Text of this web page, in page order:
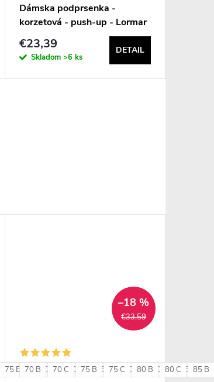
Dámska podprsenka -
korzetová - push-up - Lormar
Double Extra Pizzo
€23,39
Skladom >6 ks
DETAIL
85 D 90 B 90 C + ďalšie
75 E 80 C 80 D 80 E 85 C 85 D 85 E 90
€33,59
–18 %
70 B 70 C 75 B 75 C 80 B 80 C 85 B